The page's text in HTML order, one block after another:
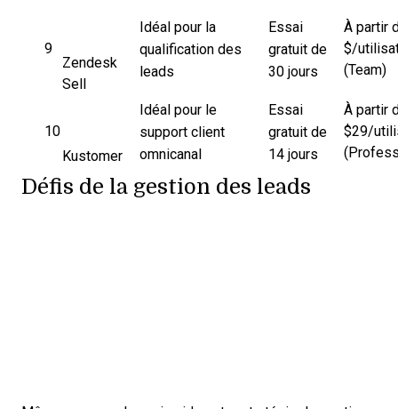
9
Zendesk
Sell
Idéal pour la
qualification des
leads
Essai
gratuit de
30 jours
À partir
$/
(Team)
10
Kustomer
Idéal pour le
support client
omnicanal
Essai
gratuit de
14 jours
À partir
$29/
Défis de la gestion des leads